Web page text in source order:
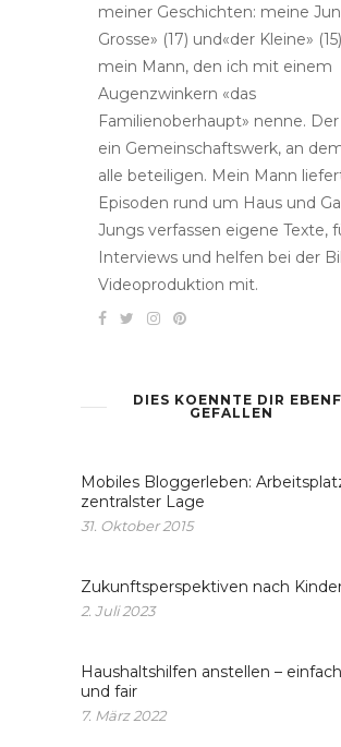
meiner Geschichten: meine
Grosse» (17) und«der Kleine»
mein Mann, den ich mit einem
Augenzwinkern «das
Familienoberhaupt» nenne.
ein Gemeinschaftswerk, an
alle beteiligen. Mein Mann
Episoden rund um Haus und
Jungs verfassen eigene Texte,
Interviews und helfen bei der
Videoproduktion mit.
DIES KOENNTE DIR
GEFALLEN
Mobiles Bloggerleben:
zentralster Lage
31. Oktober 2015
Zukunftsperspektiven nach
2. Juli 2023
Haushaltshilfen anstellen –
und fair
7. März 2022